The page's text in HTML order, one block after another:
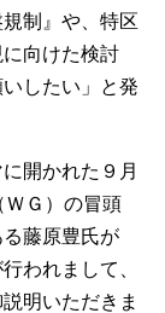
制』や、特区
向けた検討
したい」と発
開かれた９月
ＷＧ）の冒頭
藤原豊氏が
われまして、
明いただきま